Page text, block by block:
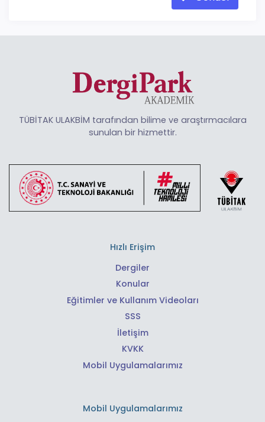
TÜBİTAK ULAKBİM tarafından bilime ve araştırmacılara
sunulan bir hizmettir.
Hızlı Erişim
Dergiler
Konular
Eğitimler ve Kullanım Videoları
SSS
İletişim
KVKK
Mobil Uygulamalarımız
Mobil Uygulamalarımız